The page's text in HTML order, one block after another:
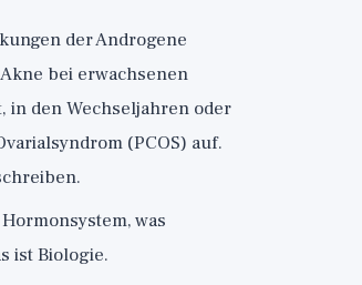
der Androgene
bei erwachsenen
in den Wechseljahren oder
(PCOS) auf.
was
ist Biologie.